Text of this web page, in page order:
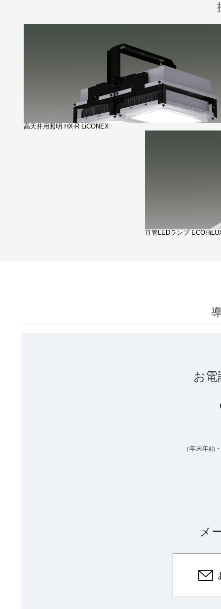
高天井用照明 HX-R LiCONEX
直管LEDランプ
お
（年末年始
メ